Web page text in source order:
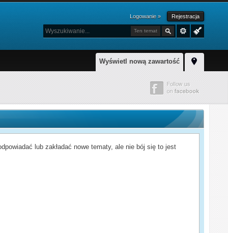
Logowanie » Rejestracja
Ten temat
Wyświetl nową zawartość
lub zakładać nowe tematy, ale nie bój się to jest